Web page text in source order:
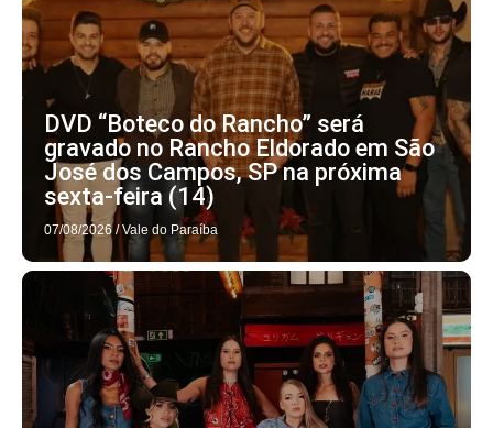
DVD “Boteco do Rancho” será
gravado no Rancho Eldorado em São
José dos Campos, SP na próxima
sexta-feira (14)
07/08/2026 / Vale do Paraíba